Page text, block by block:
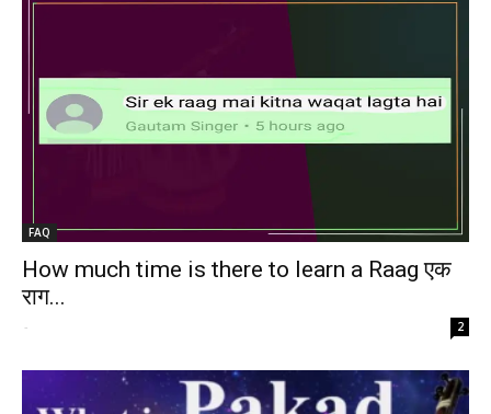
FAQ
How much time is there to learn a Raag एक
राग...
- 2